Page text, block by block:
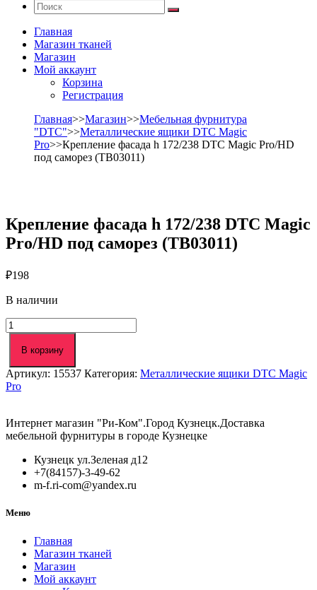
Главная
Магазин тканей
Магазин
Мой аккаунт
Корзина
Регистрация
Главная>>Магазин>>Мебельная фурнитура
"DTC">>Металлические ящики DTC Magic
Pro>>Крепление фасада h 172/238 DTC Magic Pro/HD
под саморез (TB03011)
Крепление фасада h 172/238 DTC Magic
Pro/HD под саморез (TB03011)
₽198
В наличии
Количество
товара
Крепление
h
172/238
Pro/HD
под
(TB03011)
В корзину
Артикул: 15537 Категория: Металлические ящики DTC Magic
Pro
Интернет магазин "Ри-Ком".Город Кузнецк.Доставка
мебельной фурнитуры в городе Кузнецке
Кузнецк ул.Зеленая д12
+7(84157)-3-49-62
m-f.ri-com@yandex.ru
Меню
Главная
Магазин тканей
Магазин
Мой аккаунт